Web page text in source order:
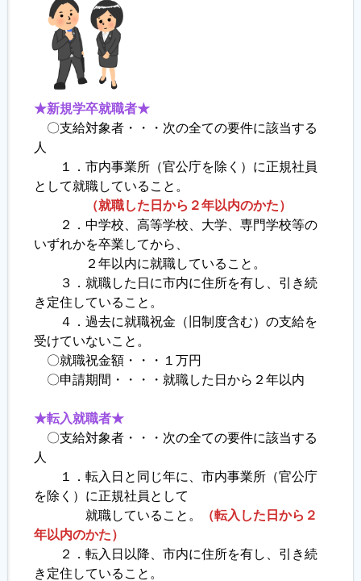
★新規学卒就職者★
〇支給対象者・・・次の全ての要件に該当する
人
１．市内事業所（官公庁を除く）に正規社員
として就職していること。
（就職した日から２年以内のかた）
２．中学校、高等学校、大学、専門学校等の
いずれかを卒業してから、
２年以内に就職していること。
３．就職した日に市内に住所を有し、引き続
き定住していること。
４．過去に就職祝金（旧制度含む）の支給を
受けていないこと。
〇就職祝金額・・・１万円
〇申請期間・・・・就職した日から２年以内
★転入就職者★
〇支給対象者・・・次の全ての要件に該当する
人
１．転入日と同じ年に、市内事業所（官公庁
を除く）に正規社員として
就職していること。
（転入した日から２
年以内のかた）
２．転入日以降、市内に住所を有し、引き続
き定住していること。